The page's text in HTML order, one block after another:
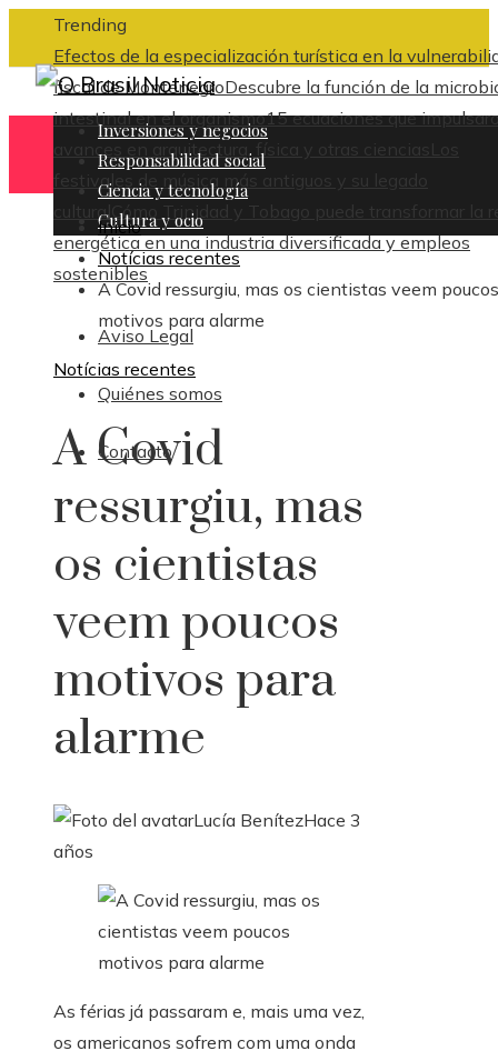
Trending
Efectos de la especialización turística en la
fiscal de MontenegroDescubre la función de la
intestinal en el organismo15 ecuaciones que
avances en arquitectura, física y otras ciencias
Los
festivales de música más antiguos y su legado
cultural Cómo Trinidad y Tobago puede transformar la
energética en una industria diversificada y empleos
sostenibles
Aviso Legal
Quiénes somos
Contacto
Inversiones y negocios
Responsabilidad social
Ciencia y tecnología
Cultura y ocio
Inicio
Notícias recentes
A Covid ressurgiu, mas os cientistas veem poucos
motivos para alarme
Notícias recentes
A Covid
ressurgiu, mas
os cientistas
veem poucos
motivos para
alarme
Lucía BenítezHace 3
años
As férias já passaram e, mais uma vez,
os americanos sofrem com uma onda